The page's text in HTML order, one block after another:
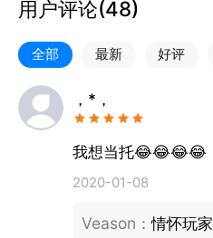
门派凝心开悟点，灵守护
启！
--侠宠登峰--
侠宠并肩征险境，灵契同
--侠缘夺宝--
侠缘启运探双囊，一抽一
用户评论(48)
全部 最新 好评
，*，
我想当托😂😂😂😂
2020-01-08
Veason ：情怀玩